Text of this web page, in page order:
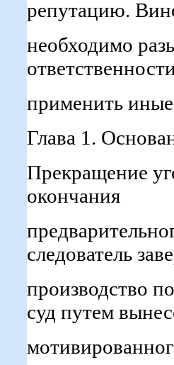
репутацию.
необходимо
применить
Глава 1.
Прекращение
окончания
следователь
производство
суд путем